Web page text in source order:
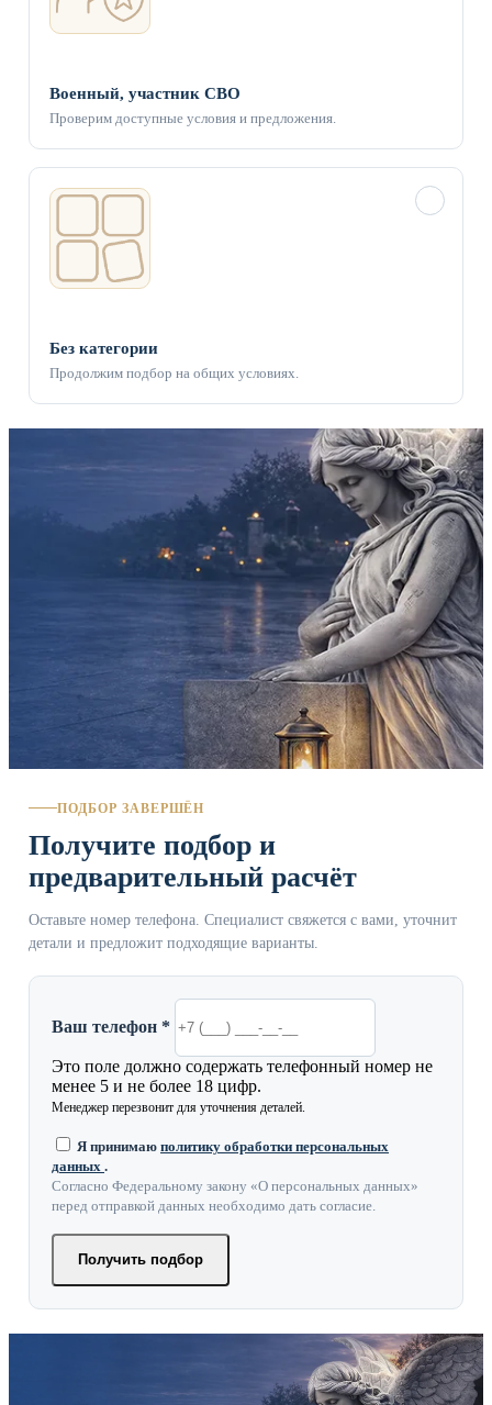
Военный, участник СВО
Проверим доступные условия и предложения.
Без категории
Продолжим подбор на общих условиях.
ПОДБОР ЗАВЕРШЁН
Получите подбор и
предварительный расчёт
Оставьте номер телефона. Специалист свяжется с вами, уточнит
детали и предложит подходящие варианты.
Ваш телефон *
Это поле должно содержать телефонный номер не
менее 5 и не более 18 цифр.
Менеджер перезвонит для уточнения деталей.
Я принимаю политику обработки персональных
данных .
Согласно Федеральному закону «О персональных данных»
перед отправкой данных необходимо дать согласие.
Получить подбор